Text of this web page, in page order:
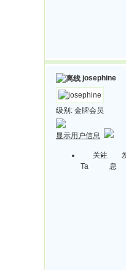
josephine
级别: 金牌会员
显示用户信息
关注
Ta
息